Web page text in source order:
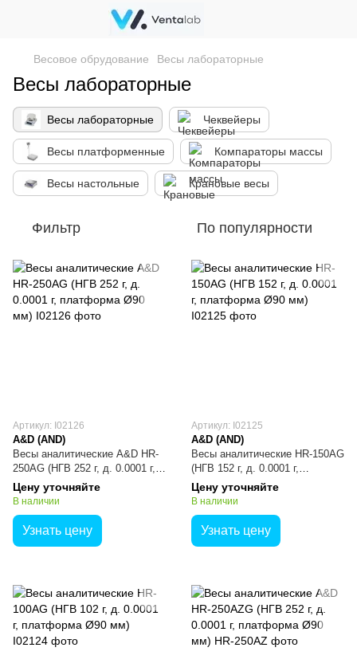
Весовое обрудование Весы лабораторные
Весы лабораторные
Весы лабораторные Чеквейеры
Весы платформенные Компараторы массы
Весы настольные Крановые весы
Фильтр По популярности
Артикул: I02126
A&D (AND)
Весы аналитические A&D HR-
250AG (НГВ 252 г, д. 0.0001 г,
платформа Ø90 мм)
Цену уточняйте
В наличии
Узнать цену
Артикул: I02125
A&D (AND)
Весы аналитические HR-150AG
(НГВ 152 г, д. 0.0001 г,
платформа Ø90 мм)
Цену уточняйте
В наличии
Узнать цену